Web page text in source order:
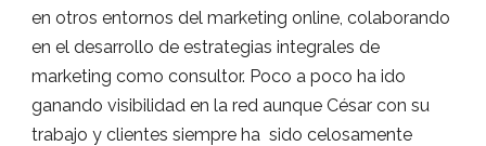
en otros entornos del marketing online, colaborando
en el desarrollo de estrategias integrales de
marketing como consultor. Poco a poco ha ido
ganando visibilidad en la red aunque César con su
trabajo y clientes siempre ha sido celosamente